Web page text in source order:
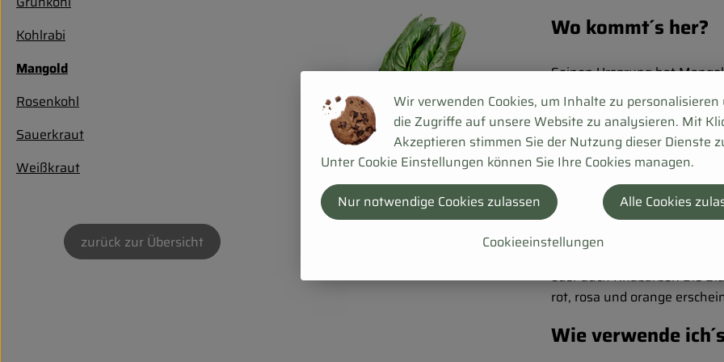
Kohlrabi
Mangold
Rosenkohl
Sauerkraut
Weißkraut
zurück zur Übersicht
Wo kommt´s her?
Seinen Ursprung hat
4000 Jahren soll er schon
bodenkundlichen Gründen
gemunkelt, dass er im 17.
schlechthin gewesen sein
Niederlanden und
Wie sieht´s aus?
Der Teil des Mangold den
oder auch Rhabarber. Die
rot, rosa und orange
Wie verwende
Wir verwenden Cookies, um Inhalte zu personalisieren
die Zugriffe auf unsere Website zu analysieren. Mit
Akzeptieren stimmen Sie der Nutzung dieser Dienste
Unter Cookie Einstellungen können Sie Ihre Cookies managen.
Cookieeinstellungen
Nur notwendige Cookies zulassen Alle Cookies